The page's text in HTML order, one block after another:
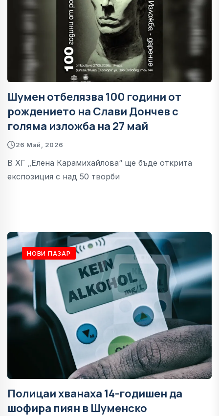
Шумен отбелязва 100 години от
рождението на Слави Дончев с
голяма изложба на 27 май
26 Май, 2026
В ХГ „Елена Карамихайлова“ ще бъде открита
експозиция с над 50 творби
НОВИ ПАЗАР
Полицаи хванаха 14-годишен да
шофира пиян в Шуменско